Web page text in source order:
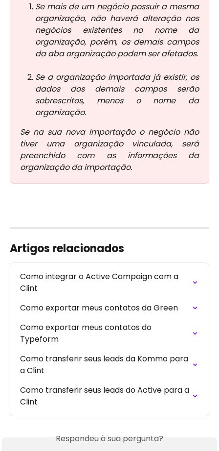
Se mais de um negócio possuir a mesma
organização, não haverá alteração nos
negócios existentes no nome da
organização, porém, os demais campos
da aba organização podem ser afetados.
Se a organização importada já existir, os
dados dos demais campos serão
sobrescritos, menos o nome da
organização.
Se na sua nova importação o negócio não
tiver uma organização vinculada, será
preenchido com as informações da
organização da importação.
Artigos relacionados
Como integrar o Active Campaign com a
Clint
Como exportar meus contatos da Green
Como exportar meus contatos do
Typeform
Como transferir seus leads da Kommo para
a Clint
Como transferir seus leads do Active para a
Clint
Respondeu à sua pergunta?